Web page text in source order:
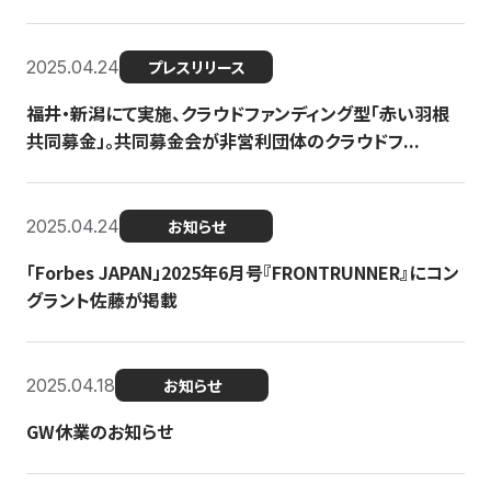
2025.04.24 プレスリリース
福井・新潟にて実施、クラウドファンディング型「赤い羽根
共同募金」。共同募金会が非営利団体のクラウドフ...
2025.04.24 お知らせ
「Forbes JAPAN」2025年6月号『FRONTRUNNER』にコン
グラント佐藤が掲載
2025.04.18 お知らせ
GW休業のお知らせ